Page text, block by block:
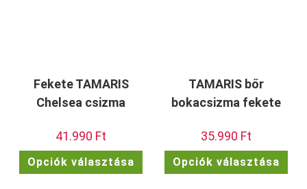
Fekete TAMARIS
Chelsea csizma
41.990 Ft
Opciók választása
terméknek
TAMARIS bőr
bokacsizma fekete
35.990 Ft
Opciók választása